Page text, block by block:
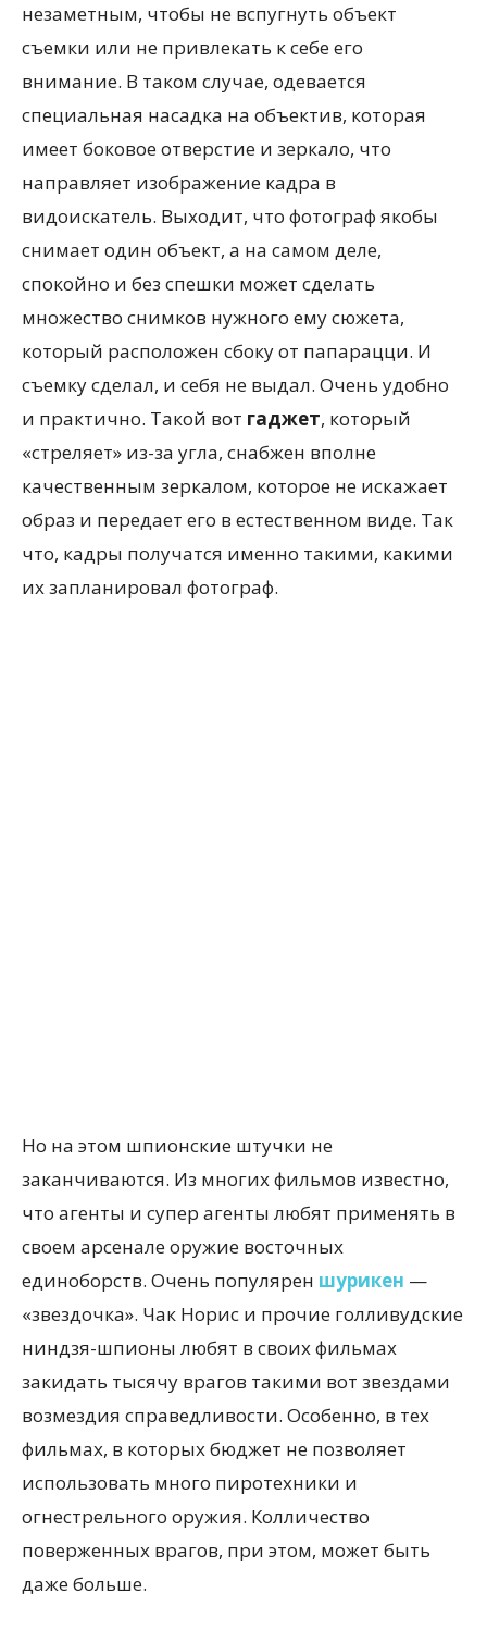
незаметным, чтобы не вспугнуть объект
съемки или не привлекать к себе его
внимание. В таком случае, одевается
специальная насадка на объектив, которая
имеет боковое отверстие и зеркало, что
направляет изображение кадра в
видоискатель. Выходит, что фотограф якобы
снимает один объект, а на самом деле,
спокойно и без спешки может сделать
множество снимков нужного ему сюжета,
который расположен сбоку от папарацци. И
съемку сделал, и себя не выдал. Очень удобно
и практично. Такой вот гаджет, который
«стреляет» из-за угла, снабжен вполне
качественным зеркалом, которое не искажает
образ и передает его в естественном виде. Так
что, кадры получатся именно такими, какими
их запланировал фотограф.
Но на этом шпионские штучки не
заканчиваются. Из многих фильмов известно,
что агенты и супер агенты любят применять в
своем арсенале оружие восточных
единоборств. Очень популярен шурикен —
«звездочка». Чак Норис и прочие голливудские
ниндзя-шпионы любят в своих фильмах
закидать тысячу врагов такими вот звездами
возмездия справедливости. Особенно, в тех
фильмах, в которых бюджет не позволяет
использовать много пиротехники и
огнестрельного оружия. Колличество
поверженных врагов, при этом, может быть
даже больше.